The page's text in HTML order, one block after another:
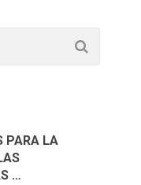
PARA LA
…